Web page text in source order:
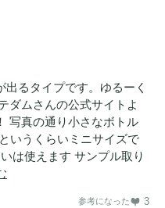
るタイプです。ゆるーく
ダムさんの公式サイトよ
写真の通り小さなボトル
いうくらいミニサイズで
は使えます サンプル取り
参考になった 3